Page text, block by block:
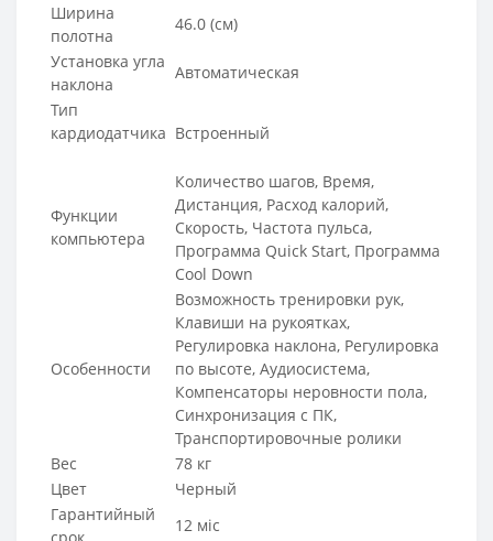
Ширина
полотна
46.0 (см)
Установка угла
наклона
Автоматическая
Тип
кардиодатчика Встроенный
Функции
компьютера
Количество шагов, Время,
Дистанция, Расход калорий,
Скорость, Частота пульса,
Программа Quick Start, Программа
Cool Down
Особенности
Возможность тренировки рук,
Клавиши на рукоятках,
Регулировка наклона, Регулировка
по высоте, Аудиосистема,
Компенсаторы неровности пола,
Синхронизация с ПК,
Транспортировочные ролики
Вес
78 кг
Цвет
Черный
Гарантийный
12 міс